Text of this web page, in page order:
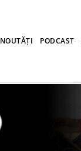
NOUTĂȚI PODCAST